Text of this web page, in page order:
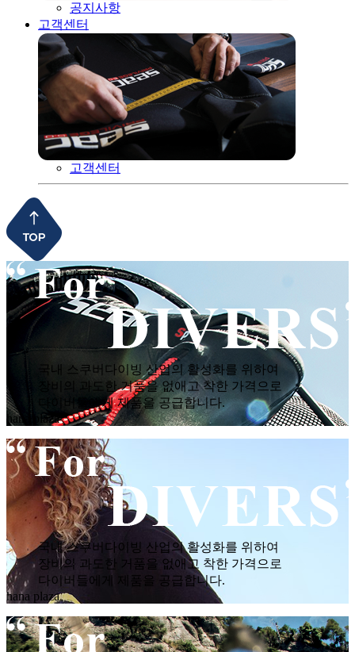
공지사항
고객센터
고객센터
국내 스쿠버다이빙 산업의 활성화를 위하여
장비의 과도한 거품을 없애고 착한 가격으로
다이버들에게 제품을 공급합니다.
hana plaza
국내 스쿠버다이빙 산업의 활성화를 위하여
장비의 과도한 거품을 없애고 착한 가격으로
다이버들에게 제품을 공급합니다.
hana plaza